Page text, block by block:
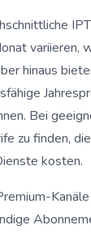
variieren,
hinaus
Bei
zu finden,
kosten.